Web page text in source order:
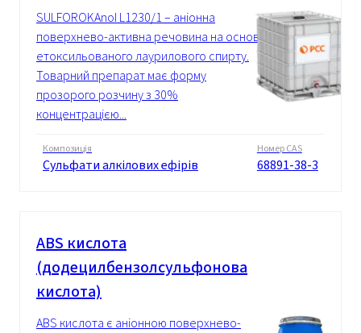
SULFOROKAnol L1230/1 – аніонна
поверхнево-активна речовина на основі
етоксильованого лаурилового спирту.
Товарний препарат має форму
прозорого розчину з 30%
концентрацією...
Композиція
Сульфати алкілових ефірів
Номер CAS
68891-38-3
ABS кислота
(додецилбензолсульфонова
кислота)
ABS кислота є аніонною поверхнево-